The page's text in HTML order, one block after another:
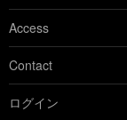
Access
Contact
ログイン